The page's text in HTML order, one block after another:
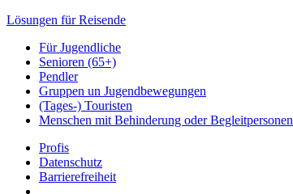
Lösungen für Reisende
Für Jugendliche
Senioren (65+)
Pendler
Gruppen un Jugendbewegungen
(Tages-) Touristen
Menschen mit Behinderung oder Begleitpersonen
Profis
Datenschutz
Barrierefreiheit